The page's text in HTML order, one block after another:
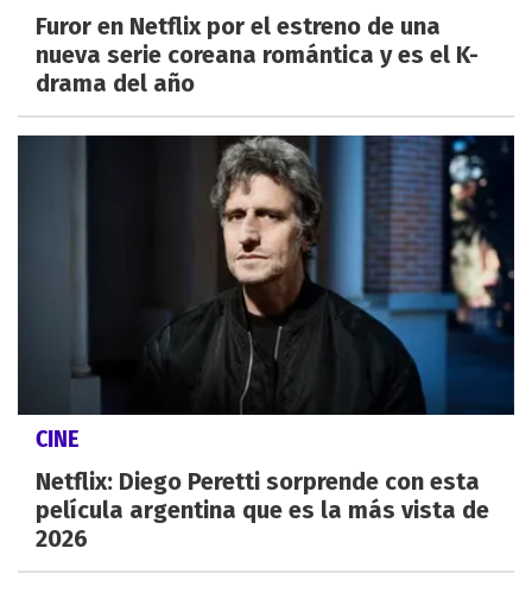
Furor en Netflix por el estreno de una
nueva serie coreana romántica y es el K-
drama del año
CINE
Netflix: Diego Peretti sorprende con esta
película argentina que es la más vista de
2026